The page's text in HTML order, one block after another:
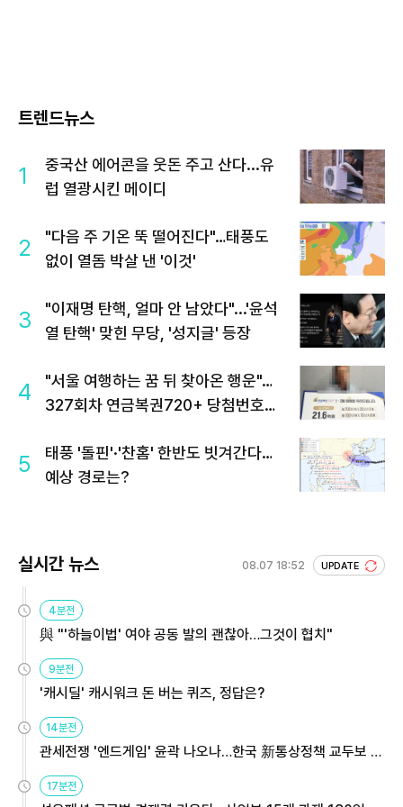
트렌드뉴스
1
중국산 에어콘을 웃돈 주고 산다...유
럽 열광시킨 메이디
2
"다음 주 기온 뚝 떨어진다"…태풍도
없이 열돔 박살 낸 '이것'
3
"이재명 탄핵, 얼마 안 남았다"...'윤석
열 탄핵' 맞힌 무당, '성지글' 등장
4
"서울 여행하는 꿈 뒤 찾아온 행운"…
327회차 연금복권720+ 당첨번호조
5
태풍 '돌핀'·'찬홈' 한반도 빗겨간다…
예상 경로는?
실시간 뉴스 08.07 18:52 UPDATE
4분전
與 "'하늘이법' 여야 공동 발의 괜찮아…그것이 협치"
9분전
'캐시딜' 캐시워크 돈 버는 퀴즈, 정답은?
14분전
관세전쟁 '엔드게임' 윤곽 나오나…한국 新통상정책 교두보 활
17분전